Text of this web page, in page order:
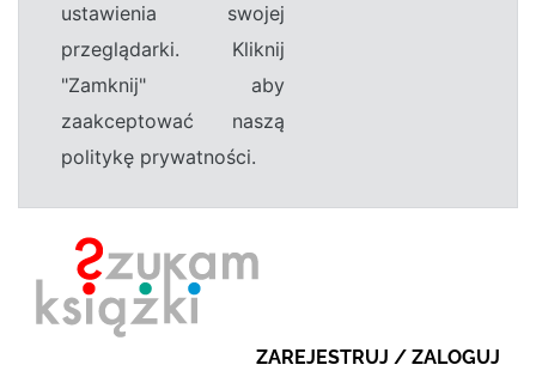
ustawienia swojej
przeglądarki. Kliknij
"Zamknij" aby
zaakceptować naszą
politykę prywatności.
ZAREJESTRUJ / ZALOGUJ